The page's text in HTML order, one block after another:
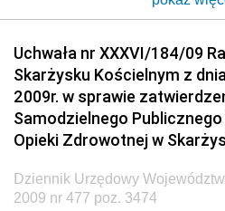
Elektronicznej
Dziennik Urzędowy Ministra
Administracji
Dziennik Urzędowy Ministra
Dziennik Urzędowy Ministra
Dziennik Urzędowy Ministra
Uchwała nr XXXVI/184/09
Skarżysku Kościelnym z
2009r. w sprawie
Samodzielnego Publicznego
Opieki Zdrowotnej w
Dziennik Urzędowy
2009 nr 477 poz. 3474